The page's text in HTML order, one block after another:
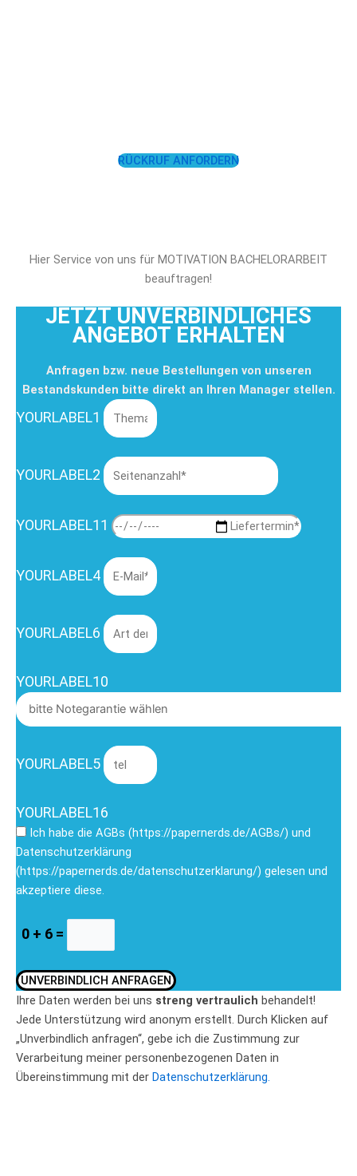
RÜCKRUF ANFORDERN
Hier Service von uns für MOTIVATION BACHELORARBEIT
beauftragen!
JETZT UNVERBINDLICHES
ANGEBOT ERHALTEN
Anfragen bzw. neue Bestellungen von unseren
Bestandskunden bitte direkt an Ihren Manager stellen.
YOURLABEL1
YOURLABEL2
YOURLABEL11
YOURLABEL4
YOURLABEL6
YOURLABEL10
YOURLABEL5
YOURLABEL16
Ich habe die AGBs (https://papernerds.de/AGBs/) und
Datenschutzerklärung
(https://papernerds.de/datenschutzerklarung/) gelesen und
akzeptiere diese.
0 + 6 =
UNVERBINDLICH ANFRAGEN
Ihre Daten werden bei uns streng vertraulich behandelt!
Jede Unterstützung wird anonym erstellt. Durch Klicken auf
„Unverbindlich anfragen“, gebe ich die Zustimmung zur
Verarbeitung meiner personenbezogenen Daten in
Übereinstimmung mit der Datenschutzerklärung.